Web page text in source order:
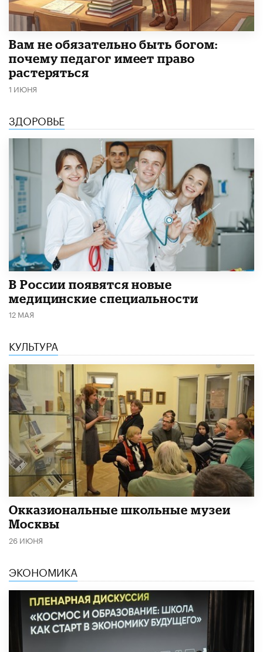
​Вам не обязательно быть богом:
почему педагог имеет право
растеряться
1 ИЮНЯ
ЗДОРОВЬЕ
В России появятся новые
медицинские специальности
12 МАЯ
КУЛЬТУРА
​Окказиональные школьные музеи
Москвы
26 ИЮНЯ
ЭКОНОМИКА